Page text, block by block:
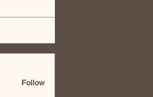
Follow